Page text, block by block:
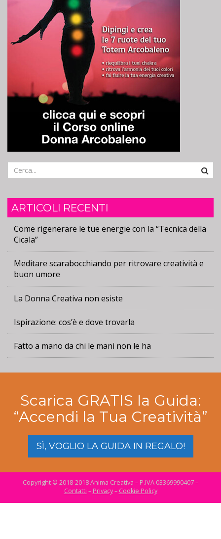
Cerca
ARTICOLI RECENTI
Come rigenerare le tue energie con la “Tecnica della
Cicala”
Meditare scarabocchiando per ritrovare creatività e
buon umore
La Donna Creativa non esiste
Ispirazione: cos’è e dove trovarla
Fatto a mano da chi le mani non le ha
Scarica GRATIS la Guida:
“Accendi la Tua Creatività”
SÌ, VOGLIO LA GUIDA IN REGALO!
Copyright © 2018-2018 Anima Creativa – P.IVA 03369990407 –
Contatti – Privacy– Cookie Policy